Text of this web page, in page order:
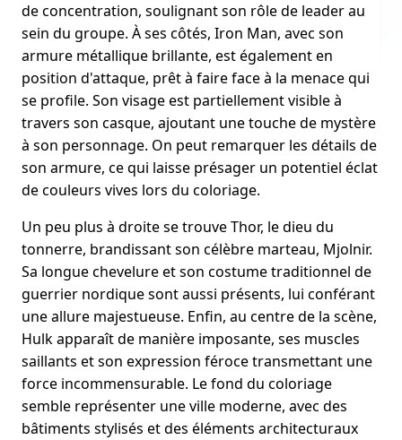
de concentration, soulignant son rôle de leader au
sein du groupe. À ses côtés, Iron Man, avec son
armure métallique brillante, est également en
position d'attaque, prêt à faire face à la menace qui
se profile. Son visage est partiellement visible à
travers son casque, ajoutant une touche de mystère
à son personnage. On peut remarquer les détails de
son armure, ce qui laisse présager un potentiel éclat
de couleurs vives lors du coloriage.
Un peu plus à droite se trouve Thor, le dieu du
tonnerre, brandissant son célèbre marteau, Mjolnir.
Sa longue chevelure et son costume traditionnel de
guerrier nordique sont aussi présents, lui conférant
une allure majestueuse. Enfin, au centre de la scène,
Hulk apparaît de manière imposante, ses muscles
saillants et son expression féroce transmettant une
force incommensurable. Le fond du coloriage
semble représenter une ville moderne, avec des
bâtiments stylisés et des éléments architecturaux